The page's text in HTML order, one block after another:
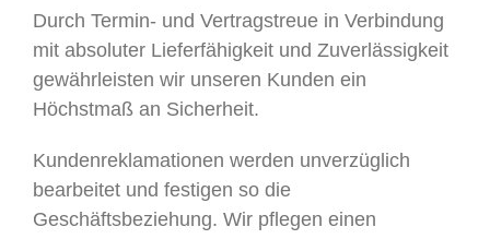
Durch Termin- und Vertragstreue in Verbindung
mit absoluter Lieferfähigkeit und Zuverlässigkeit
gewährleisten wir unseren Kunden ein
Höchstmaß an Sicherheit.
Kundenreklamationen werden unverzüglich
bearbeitet und festigen so die
Geschäftsbeziehung. Wir pflegen einen